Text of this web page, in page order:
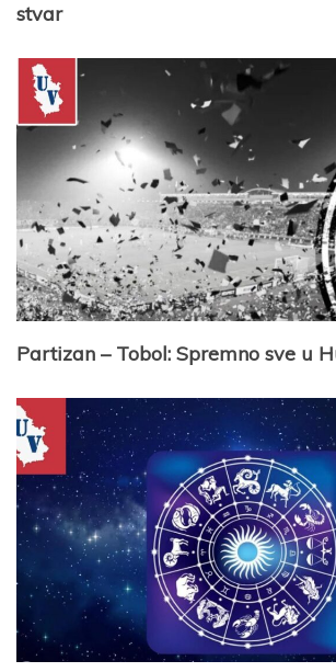
stvar
Partizan – Tobol: Spremno sve u